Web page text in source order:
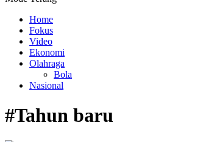
Home
Fokus
Video
Ekonomi
Olahraga
Bola
Nasional
#Tahun baru